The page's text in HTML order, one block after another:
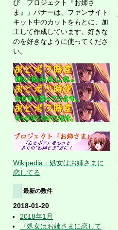
び「プロジェクト『お姉さ
ま』」バナーは、ファンサイト
キット中のカットをもとに、加
工して作成しています。好きな
のを好きなように使ってくださ
い。
Wikipedia：処女はお姉さまに
恋してる
最新の数件
2018-01-20
2018年1月
『処女はお姉さまに恋して